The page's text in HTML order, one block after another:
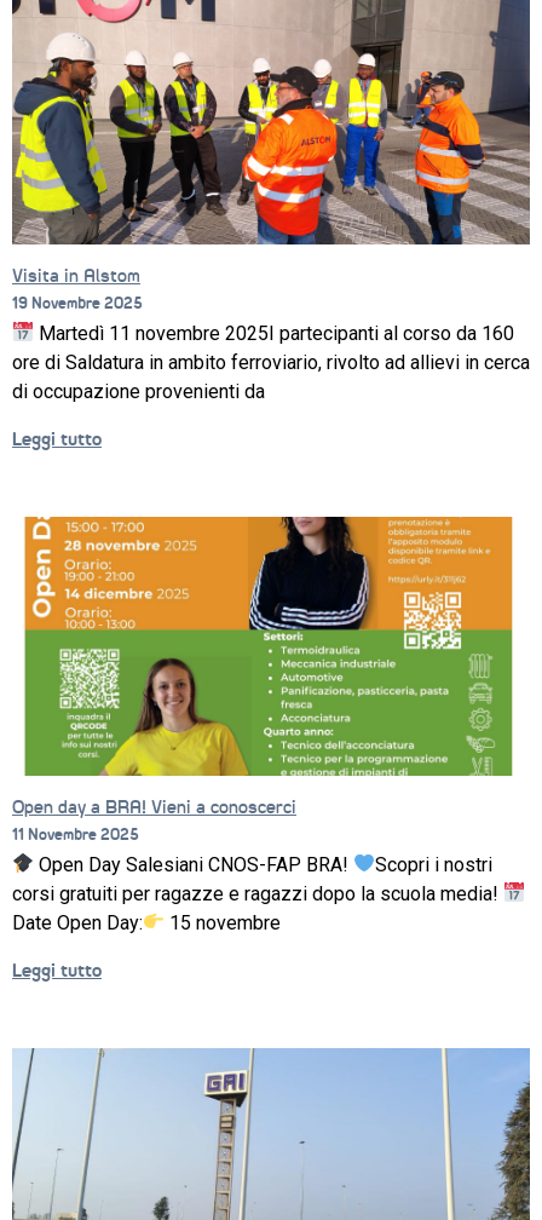
Visita in Alstom
19 Novembre 2025
Martedì 11 novembre 2025I partecipanti al corso da 160
ore di Saldatura in ambito ferroviario, rivolto ad allievi in cerca
di occupazione provenienti da
Leggi tutto
Open day a BRA! Vieni a conoscerci
11 Novembre 2025
Open Day Salesiani CNOS-FAP BRA!
Scopri i nostri
corsi gratuiti per ragazze e ragazzi dopo la scuola media!
Date Open Day:
15 novembre
Leggi tutto